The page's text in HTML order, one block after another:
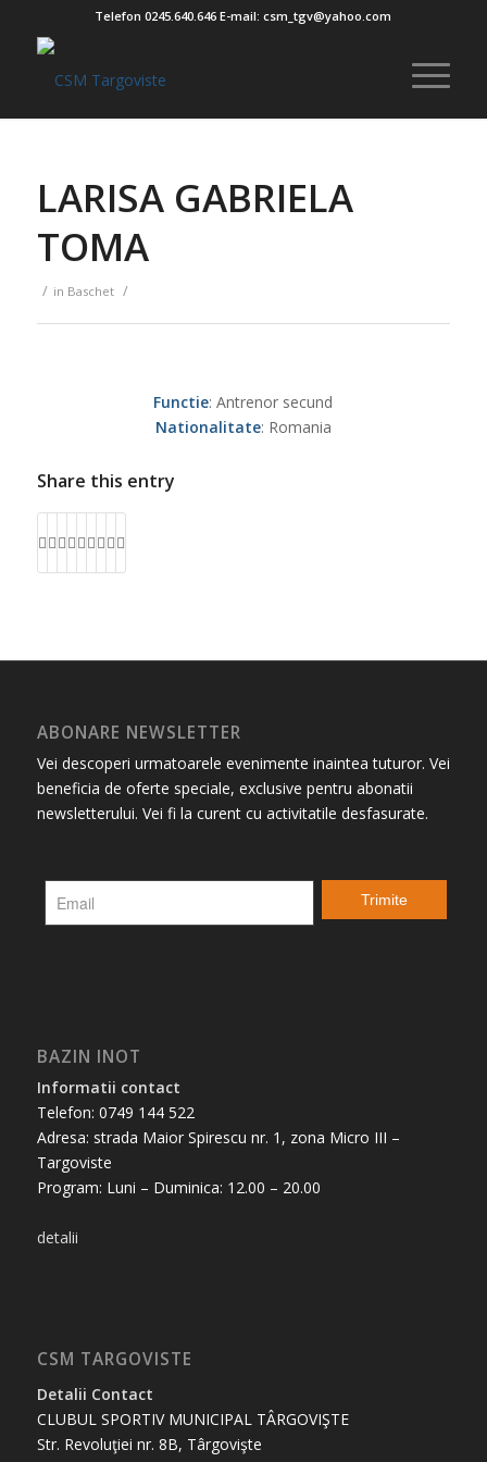
Telefon 0245.640.646 E-mail: csm_tgv@yahoo.com
LARISA GABRIELA
TOMA
/ in Baschet /
Functie: Antrenor secund
Nationalitate: Romania
Share this entry
ABONARE NEWSLETTER
Vei descoperi urmatoarele evenimente inaintea tuturor. Vei
beneficia de oferte speciale, exclusive pentru abonatii
newsletterului. Vei fi la curent cu activitatile desfasurate.
BAZIN INOT
Informatii contact
Telefon: 0749 144 522
Adresa: strada Maior Spirescu nr. 1, zona Micro III –
Targoviste
Program: Luni – Duminica: 12.00 – 20.00
detalii
CSM TARGOVISTE
Detalii Contact
CLUBUL SPORTIV MUNICIPAL TÂRGOVIŞTE
Str. Revoluţiei nr. 8B, Târgovişte